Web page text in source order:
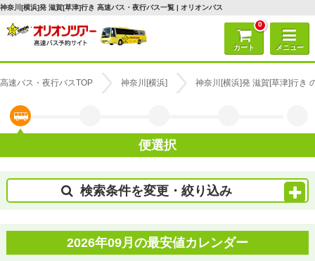
神奈川[横浜]発 滋賀[草津]行き 高速バス・夜行バス一覧 | オリオンバス
0
カート メニュー
高速バス・夜行バスTOP 神奈川[横浜] 神奈川[横浜]発 滋賀[草津]行き
便選択
検索条件を変更・絞り込み
2026年09月の最安値カレンダー